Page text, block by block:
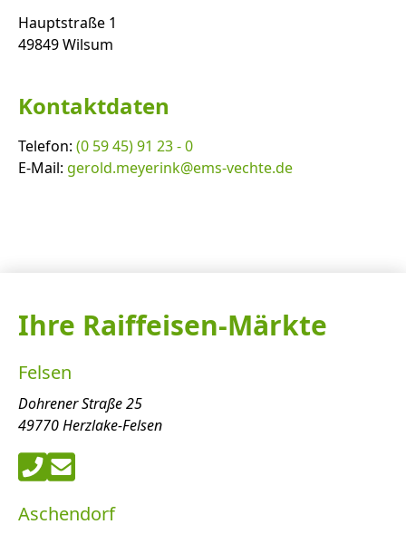
Hauptstraße 1
49849 Wilsum
Kontaktdaten
Telefon: (0 59 45) 91 23 - 0
E-Mail: gerold.meyerink@ems-vechte.de
Ihre Raiffeisen-Märkte
Felsen
Dohrener Straße 25
49770 Herzlake-Felsen
Aschendorf